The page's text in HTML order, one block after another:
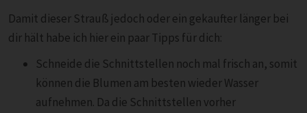
Damit dieser Strauß jedoch oder ein gekaufter länger bei
dir hält habe ich hier ein paar Tipps für dich:
Schneide die Schnittstellen noch mal frisch an, somit
können die Blumen am besten wieder Wasser
aufnehmen. Da die Schnittstellen vorher